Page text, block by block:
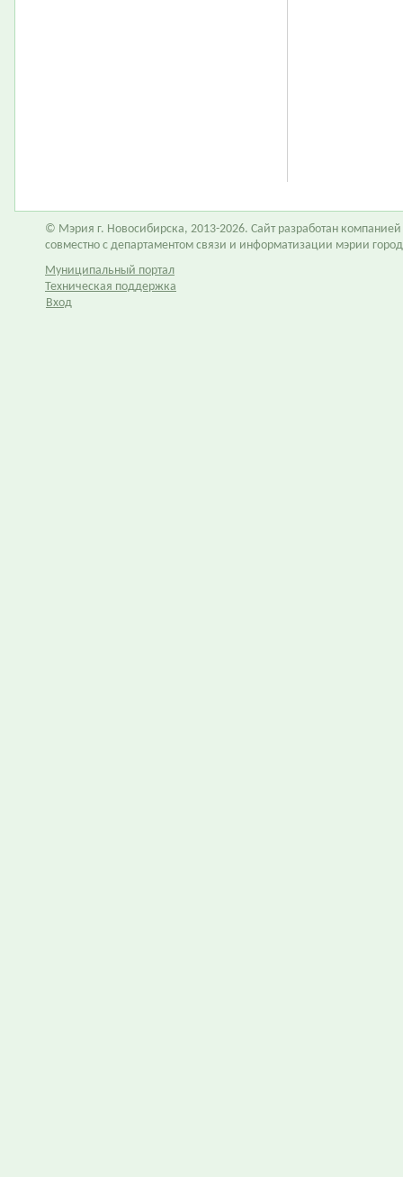
© Мэрия г. Новосибирска, 2013-2026. Сайт разработан компанией
совместно с департаментом связи и информатизации мэрии
Муниципальный портал
Техническая поддержка
Вход